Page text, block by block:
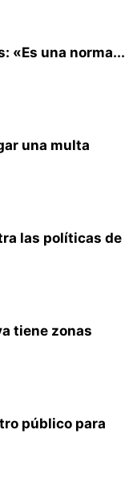
«Es una norma...
una multa
las políticas de
tiene zonas
público para